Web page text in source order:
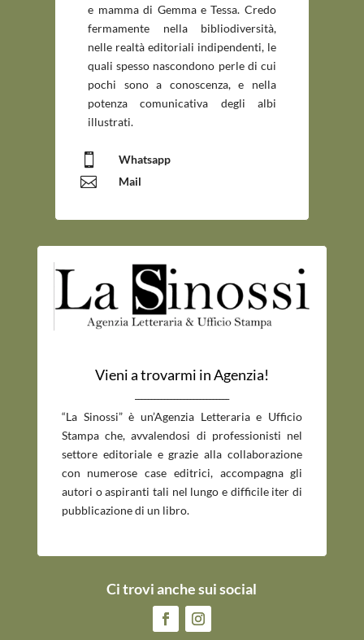
e mamma di Gemma e Tessa. Credo
fermamente nella bibliodiversità,
nelle realtà editoriali indipendenti, le
quali spesso nascondono perle di cui
pochi sono a conoscenza, e nella
potenza comunicativa degli albi
illustrati.
 Whatsapp
 Mail
Vieni a trovarmi in Agenzia!
“La Sinossi” è un’Agenzia Letteraria e Ufficio
Stampa che, avvalendosi di professionisti nel
settore editoriale e grazie alla collaborazione
con numerose case editrici, accompagna gli
autori o aspiranti tali nel lungo e difficile iter di
pubblicazione di un libro.
Ci trovi anche sui social